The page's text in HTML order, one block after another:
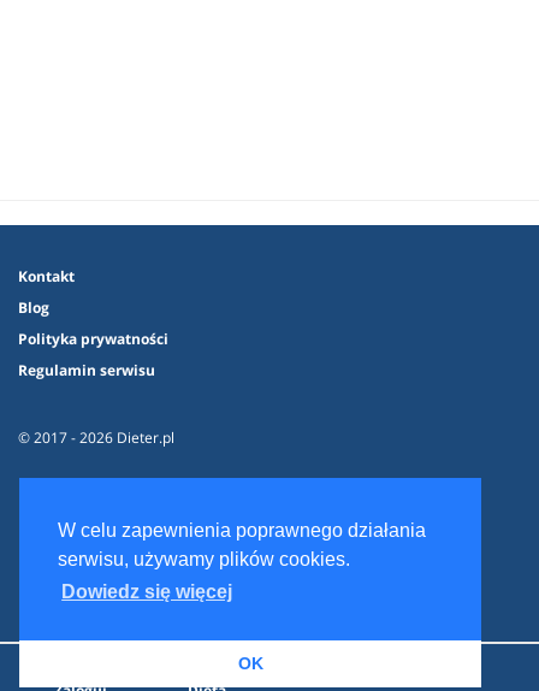
W celu zapewnienia poprawnego działania
serwisu, używamy plików cookies.
Dowiedz się więcej
OK
Kontakt
Blog
Polityka prywatności
Regulamin serwisu
© 2017 - 2026 Dieter.pl